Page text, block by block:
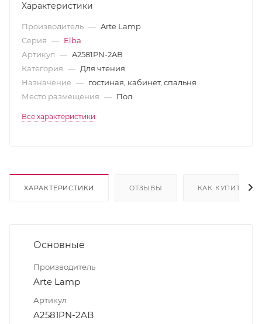
Характеристики
Производитель — Arte Lamp
Серия — Elba
Артикул — A2581PN-2AB
Категория — Для чтения
Назначение — гостиная, кабинет, спальня
Место размещения — Пол
Все характеристики
ХАРАКТЕРИСТИКИ ОТЗЫВЫ КАК КУПИТЬ
Основные
Производитель
Arte Lamp
Артикул
A2581PN-2AB